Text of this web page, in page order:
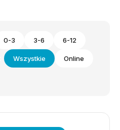
0-3 3-6 6-12
Wszystkie Online